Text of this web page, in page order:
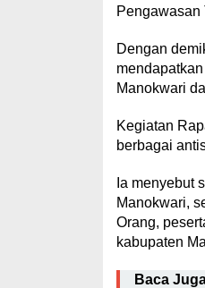
Pengawasan
Dengan
Manokwari
Kegiatan
berbagai
Ia menyebut
Manokwari,
Orang,
kabupaten
Baca